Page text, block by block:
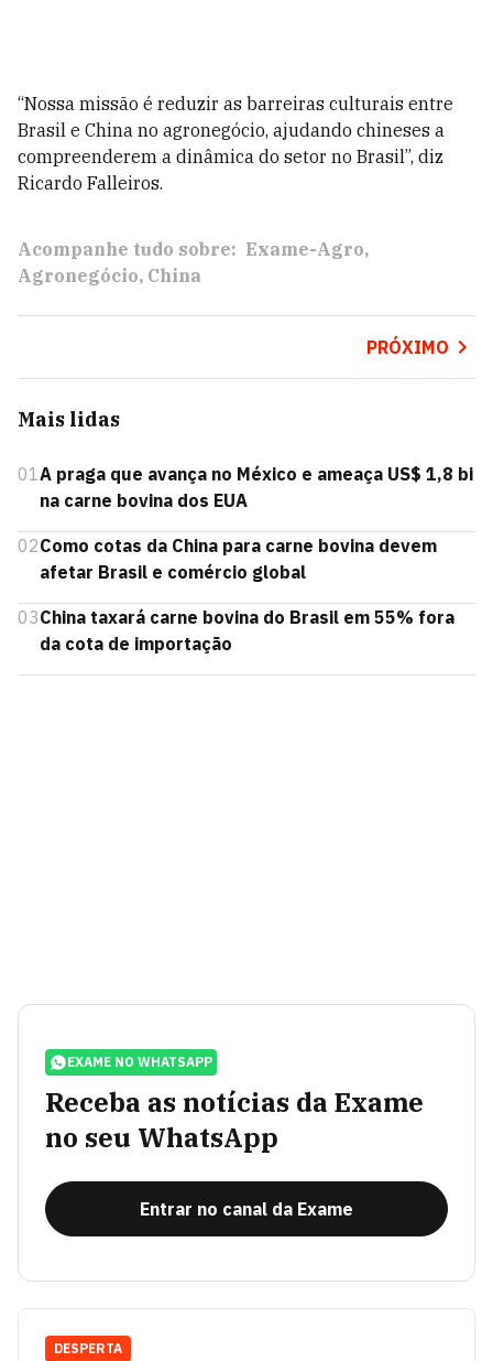
“Nossa missão é reduzir as barreiras culturais entre
Brasil e China no agronegócio, ajudando chineses a
compreenderem a dinâmica do setor no Brasil”, diz
Ricardo Falleiros.
Acompanhe tudo sobre: Exame-Agro
Agronegócio China
PRÓXIMO
Mais lidas
01A praga que avança no México e ameaça US$ 1,8 bi
na carne bovina dos EUA
02Como cotas da China para carne bovina devem
afetar Brasil e comércio global
03China taxará carne bovina do Brasil em 55% fora
da cota de importação
EXAME NO WHATSAPP
Receba as notícias da Exame
no seu WhatsApp
Entrar no canal da Exame
DESPERTA